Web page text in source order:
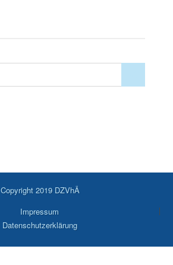
Copyright 2019 DZVhÄ
Impressum
Datenschutzerklärung